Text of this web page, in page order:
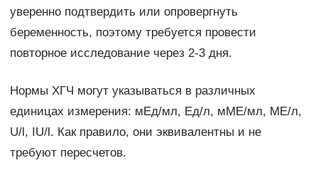
уверенно подтвердить или опровергнуть
беременность, поэтому требуется провести
повторное исследование через 2-3 дня.
Нормы ХГЧ могут указываться в различных
единицах измерения: мЕд/мл, Ед/л, мМЕ/мл, МЕ/л,
U/l, IU/l. Как правило, они эквивалентны и не
требуют пересчетов.